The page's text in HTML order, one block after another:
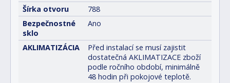
Šírka otvoru
788
Bezpečnostné
sklo
Ano
AKLIMATIZÁCIA
Před instalací se musí zajistit
dostatečná AKLIMATIZACE zboží
podle ročního období, minimálně
48 hodin při pokojové teplotě.